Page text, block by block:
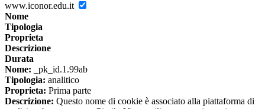
www.iconor.edu.it
Nome
Tipologia
Proprieta
Descrizione
Durata
Nome: _pk_id.1.99ab
Tipologia: analitico
Proprieta: Prima parte
Descrizione: Questo nome di cookie è associato alla piattaforma di